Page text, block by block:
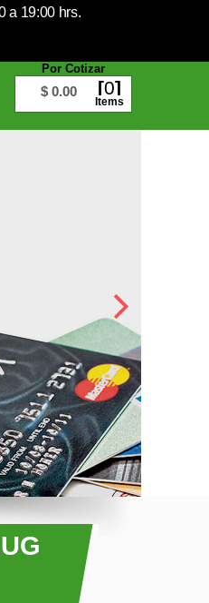
a 19:00 hrs.
Por Cotizar
$ 0.00 0
Items